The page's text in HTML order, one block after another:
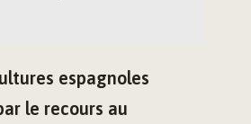
espagnoles
le recours au